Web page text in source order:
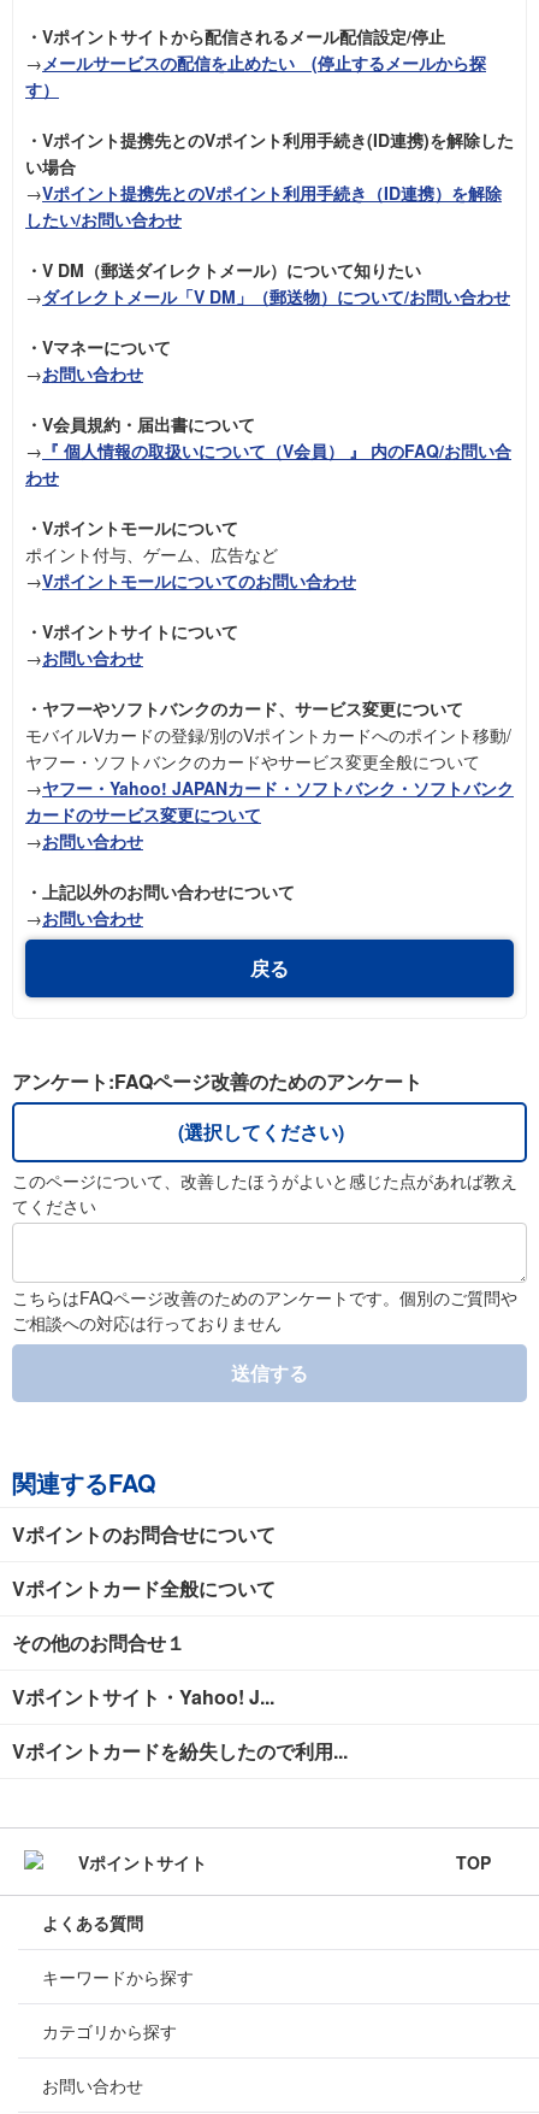
・Vポイントサイトから配信されるメール配信設定/停止
→メールサービスの配信を止めたい (停止するメールから探
す）
・Vポイント提携先とのVポイント利用手続き(ID連携)を解除した
い場合
→Vポイント提携先とのVポイント利用手続き（ID連携）を解除
したい/お問い合わせ
・V DM（郵送ダイレクトメール）について知りたい
→ダイレクトメール「V DM」（郵送物）について/お問い合わせ
・Vマネーについて
→お問い合わせ
・V会員規約・届出書について
→ 『 個人情報の取扱いについて（V会員） 』 内のFAQ/お問い合
わせ
・Vポイントモールについて
ポイント付与、ゲーム、広告など
→Vポイントモールについてのお問い合わせ
・Vポイントサイトについて
→お問い合わせ
・ヤフーやソフトバンクのカード、サービス変更について
モバイルVカードの登録/別のVポイントカードへのポイント移動/
ヤフー・ソフトバンクのカードやサービス変更全般について
→ヤフー・Yahoo! JAPANカード・ソフトバンク・ソフトバンク
カードのサービス変更について
→お問い合わせ
・上記以外のお問い合わせについて
→お問い合わせ
戻る
アンケート:FAQページ改善のためのアンケート
(選択してください)
このページについて、改善したほうがよいと感じた点があれば教え
てください
こちらはFAQページ改善のためのアンケートです。個別のご質問や
ご相談への対応は行っておりません
送信する
関連するFAQ
Vポイントのお問合せについて
Vポイントカード全般について
その他のお問合せ１
Vポイントサイト・Yahoo! J...
Vポイントカードを紛失したので利用...
TOP
よくある質問
キーワードから探す
カテゴリから探す
お問い合わせ